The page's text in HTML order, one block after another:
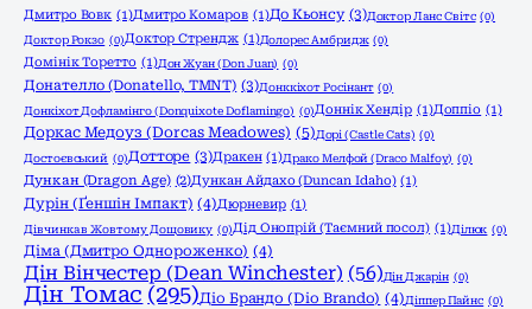
Дмитро Вовк (1)Дмитро Комаров (1)До Кьонсу (3)Доктор Ланс Світс (0)
Доктор Рокзо (0)Доктор Стрендж (1)Долорес Амбридж (0)
Домінік Торетто (1)Дон Жуан (Don Juan) (0)
Донателло (Donatello, TMNT) (3)Донккіхот Росінант (0)
Донкіхот Дофламінго (Donquixote Doflamingo) (0)Доннік Хендір (1)Доппіо (1)
Доркас Медоуз (Dorcas Meadowes) (5)Дорі (Castle Cats) (0)
Достоєвський (0)Дотторе (3)Дракен (1)Драко Мелфой (Draco Malfoy) (0)
Дункан (Dragon Age) (2)Дункан Айдахо (Duncan Idaho) (1)
Дурін (Ґеншін Імпакт) (4)Дюрневир (1)
Дівчинка в Жовтому Дощовику (0)Дід Онопрій (Таємний посол) (1)Ділюк (0)
Діма (Дмитро Однороженко) (4)
Дін Вінчестер (Dean Winchester) (56)Дін Джарін (0)
Дін Томас (295)Діо Брандо (Dio Brando) (4)Діппер Пайнс (0)